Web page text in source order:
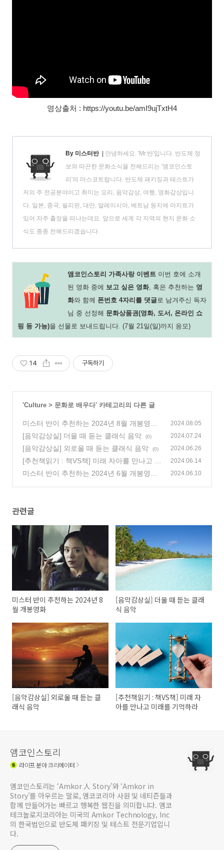
영상출처 : https://youtu.be/amI9ujTxtH4
By 미스터반 | 안녕하세요. 'Mr.반'입니다. 반도체 정
보와 따끈한 문화소식을 전해드리는 '앰코인스토
리'의 마스코트랍니다. 반도체 패키징과 테스트가
저의 주 전공분야이고 취미는 요리, 음악감상, 여행, 영화감상입니
다. 일본, 중국, 필리핀, 대만, 말레이시아, 베트남 등지에 아지트가
있어 자주 출장을 떠나는데요. 앞으로 세계 각 지역의 현지 문화 소
식도 종종 전해드리겠습니다.
앰코인스토리 가족사랑 이벤트 이번 호에 소개
된 영화 중에 보고 싶은 영화, 혹은 추천하는 영
화와 함께 폰번호 4자리를 댓글로 남겨주신 독자
님 중 선정해 문화상품권(영화, 도서, 온라인 쇼
핑 등 가능)을 선물로 보내드립니다. (7월 21일(일)까지 응모)
14 구독하기
'Culture > 문화로 배우다' 카테고리의 다른 글
미스터 반이 추천하는 2024년 8월 개봉영화
(185)
2024.08.05
[음악감상실] 더울 때 듣는 클래식 음악 (0) 2024.07.24
[음악감상실] 외로울 때 듣는 클래식 음악 (0) 2024.06.26
[추천책읽기 : 책VS책] 미래 자아를 만나고 미
래를 기억하라
(67)
2024.06.14
미스터 반이 추천하는 2024년 6월 개봉영화 2024.06.10
관련글
미스터 반이 추천하는 2024년 8
월 개봉영화
[음악감상실] 더울 때 듣는 클래
식 음악
[음악감상실] 외로울 때 듣는 클
래식 음악
[추천책읽기 : 책VS책] 미래 자
아를 만나고 미래를 기억하라
앰코인스토리
라이프분야 크리에이터
앰코인스토리는 ‘Amkor 人 Story’와 ‘Amkor in
Story’를 아우르는 말로, 앰코코리아 사원 및 네티즌들과
함께 만들어가는 빠르고 행복한 웹진을 의미합니다. 앰코
테크놀로지코리아는 미국의 Amkor Technology, Inc
의 한국법인으로 반도체 패키징 및 테스트 전문기업입니
다.